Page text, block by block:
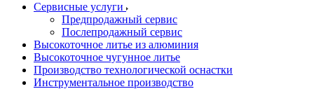
Сервисные услуги
Предпродажный сервис
Послепродажный сервис
Высокоточное литье из алюминия
Высокоточное чугунное литье
Производство технологической оснастки
Инструментальное производство